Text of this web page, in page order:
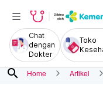
Chat
dengan
Dokter
Toko
search Home Artikel